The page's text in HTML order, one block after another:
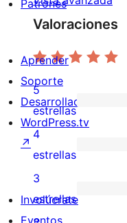
Valoraciones
1
valoración
de
5
estrellas
5
estrellas
0
valoraciones
de
4
4
estrellas
0
valoraciones
3
estrellas
Patrones
Aprender
Soporte
Desarrolladores
WordPress.tv
↗
Involúcrate